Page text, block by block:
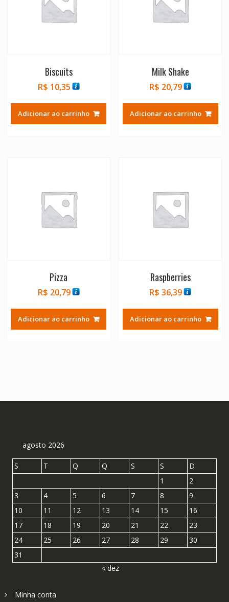
Biscuits
R$ 10,35
Adicionar ao carrinho
Milk Shake
R$ 20,79
Adicionar ao carrinho
Pizza
R$ 20,79
Adicionar ao carrinho
Raspberries
R$ 36,39
Adicionar ao carrinho
agosto 2026
S T Q Q S S
D
1
2
3
4 5 6 7 8
9
10
11 12 13 14 15
16
17
18 19 20 21 22
23
24
25 26 27 28 29
30
31
« dez
Minha conta